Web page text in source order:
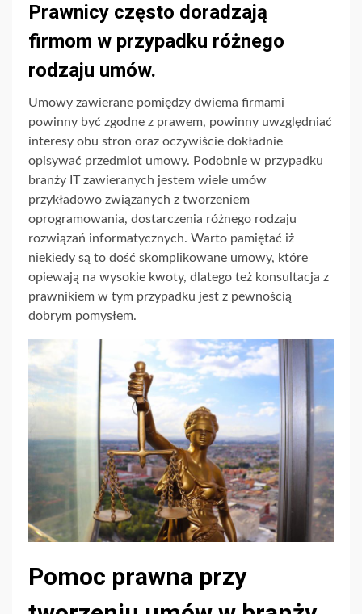
Prawnicy często doradzają
firmom w przypadku różnego
rodzaju umów.
Umowy zawierane pomiędzy dwiema firmami
powinny być zgodne z prawem, powinny uwzględniać
interesy obu stron oraz oczywiście dokładnie
opisywać przedmiot umowy. Podobnie w przypadku
branży IT zawieranych jestem wiele umów
przykładowo związanych z tworzeniem
oprogramowania, dostarczenia różnego rodzaju
rozwiązań informatycznych. Warto pamiętać iż
niekiedy są to dość skomplikowane umowy, które
opiewają na wysokie kwoty, dlatego też konsultacja z
prawnikiem w tym przypadku jest z pewnością
dobrym pomysłem.
Pomoc prawna przy